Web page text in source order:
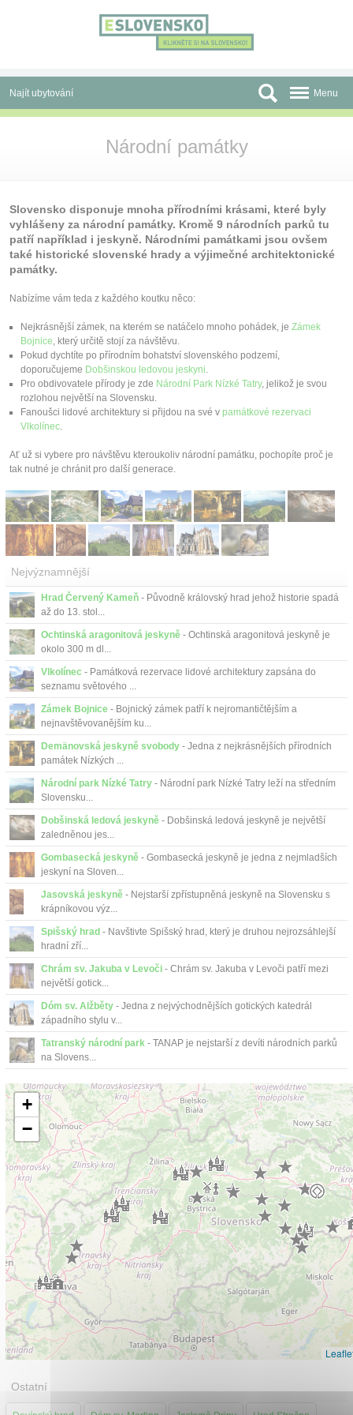
Najít ubytování
Skupiny a konference
Před cestou
Atrakce
O nás
Kontakt
Menu
Národní památky
Slovensko disponuje mnoha přírodními krásami, které byly
vyhlášeny za národní památky. Kromě 9 národních parků tu
patří například i jeskyně. Národními památkami jsou ovšem
také historické slovenské hrady a výjimečné architektonické
památky.
Nabízíme vám teda z každého koutku něco:
Nejkrásnější zámek, na kterém se natáčelo mnoho pohádek, je Zámek
Bojnice, který určitě stojí za návštěvu.
Pokud dychtíte po přírodním bohatství slovenského podzemí,
doporučujeme Dobšinskou ledovou jeskyni.
Pro obdivovatele přírody je zde Národní Park Nízké Tatry, jelikož je svou
rozlohou největší na Slovensku.
Fanoušci lidové architektury si přijdou na své v památkové rezervaci
Vlkolínec.
Ať už si vybere pro návštěvu kteroukoliv národní památku, pochopíte proč je
tak nutné je chránit pro další generace.
Nejvýznamnější
Hrad Červený Kameň - Původně královský hrad jehož historie spadá
až do 13. stol...
Ochtinská aragonitová jeskyně - Ochtinská aragonitová jeskyně je
okolo 300 m dl...
Vlkolínec - Památková rezervace lidové architektury zapsána do
seznamu světového ...
Zámek Bojnice - Bojnický zámek patří k nejromantičtějším a
nejnavštěvovanějším ku...
Demänovská jeskyně svobody - Jedna z nejkrásnějších přírodních
památek Nízkých ...
Národní park Nízké Tatry - Národní park Nízké Tatry leží na středním
Slovensku...
Dobšinská ledová jeskyně - Dobšinská ledová jeskyně je největší
zaledněnou jes...
Gombasecká jeskyně - Gombasecká jeskyně je jedna z nejmladších
jeskyní na Sloven...
Jasovská jeskyně - Nejstarší zpřístupněná jeskyně na Slovensku s
krápníkovou výz...
Spišský hrad - Navštivte Spišský hrad, který je druhou nejrozsáhlejší
hradní zří...
Chrám sv. Jakuba v Levoči - Chrám sv. Jakuba v Levoči patří mezi
největší gotick...
Dóm sv. Alžběty - Jedna z nejvýchodnějších gotických katedrál
západního stylu v...
Tatranský národní park - TANAP je nejstarší z devíti národních parků
na Slovens...
+
−
Ostatní